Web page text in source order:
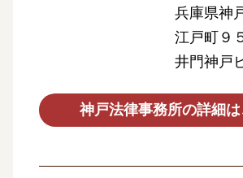
兵庫県神
江戸町９
井門神戸
神戸法律事務所の詳細は